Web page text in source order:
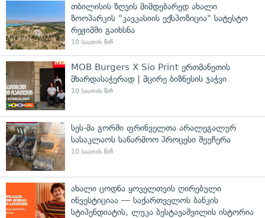
თბილისის ზღვის მიმდებარედ ახალი
ზოოპარკის "კავკასიის ექსპოზიცია" სატესტო
რეჟიმში გაიხსნა
10 საათის წინ
MOB Burgers X Sio Print ერთმანეთის
მხარდასაჭერად | მცირე ბიზნესის ჯაჭვი
10 საათის წინ
სეს-მა გორში ფრინველთა არალეგალურ
სასაკლაოს საწარმოო პროცესი შეუჩერა
10 საათის წინ
ახალი ცოდნა ყოველთვის ღირებული
ინვესტიციაა — საქართველოს ბანკის
სტიპენდიატის, ლუკა ბესტავაშვილის ისტორია